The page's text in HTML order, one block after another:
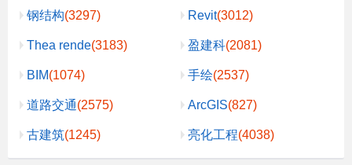
钢结构(3297) Revit(3012)
Thea rende(3183) 盈建科(2081)
BIM(1074) 手绘(2537)
道路交通(2575) ArcGIS(827)
古建筑(1245) 亮化工程(4038)